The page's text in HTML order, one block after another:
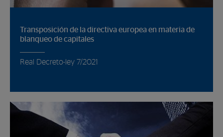
Transposición de la directiva europea en materia de
blanqueo de capitales
Real Decreto-ley 7/2021